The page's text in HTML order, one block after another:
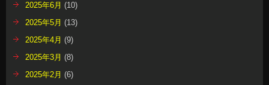
2025年6月 (10)
2025年5月 (13)
2025年4月 (9)
2025年3月 (8)
2025年2月 (6)